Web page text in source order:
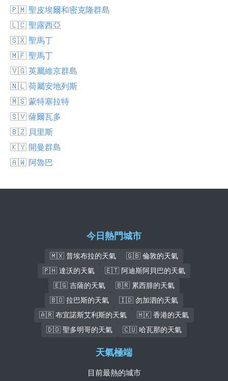
🇵🇲 聖皮埃爾和密克隆群島
🇱🇨 聖露西亞
🇸🇽 聖馬丁
🇲🇫 聖馬丁
🇻🇬 英屬維京群島
🇳🇱 荷屬安地列斯
🇲🇸 蒙特塞拉特
🇸🇻 薩爾瓦多
🇧🇿 貝里斯
🇰🇾 開曼群島
🇦🇼 阿魯巴
今日熱門城市
🇲🇽 普埃布拉的天氣
🇬🇧 倫敦的天氣
🇵🇭 達沃的天氣
🇪🇹 阿迪斯阿貝巴的天氣
🇪🇬 吉薩的天氣
🇧🇷 累西腓的天氣
🇧🇴 拉巴斯的天氣
🇮🇩 勿加泗的天氣
🇦🇷 布宜諾斯艾利斯的天氣
🇭🇰 香港的天氣
🇩🇴 聖多明哥的天氣
🇨🇺 哈瓦那的天氣
天氣極端
目前最熱的城市